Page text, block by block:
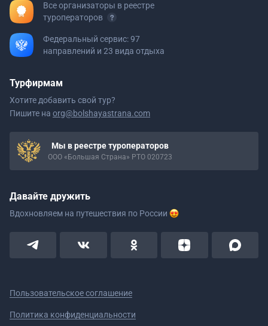
Все организаторы в реестре
туроператоров
Федеральный сервис: 97
направлений и 23 вида отдыха
Турфирмам
Хотите добавить свой тур?
Пишите на org@bolshayastrana.com
Мы в реестре туроператоров
ООО «Большая Страна» РТО 020723
Давайте дружить
Вдохновляем на путешествия по России
Пользовательское соглашение
Политика конфиденциальности